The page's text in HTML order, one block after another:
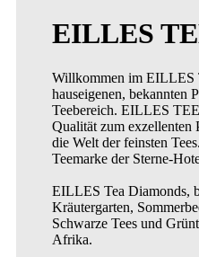
EILLES
Willkommen im EILLES
hauseigenen, bekannten
Teebereich. EILLES
Qualität zum exzellenten
die Welt der feinsten
Teemarke der Sterne-
EILLES Tea Diamonds,
Kräutergarten,
Schwarze Tees und
Afrika.